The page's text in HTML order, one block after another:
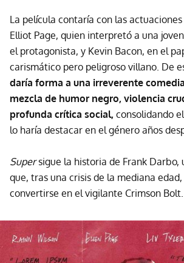
La película contaría con las
Elliot Page, quien interpretó a una
el protagonista, y Kevin Bacon, en el
carismático pero peligroso villano. De
daría forma a una irreverente
mezcla de humor negro, violencia
profunda crítica social, consolidando
lo haría destacar en el género años
Supersigue la historia de Frank Darbo,
que, tras una crisis de la mediana
convertirse en el vigilante Crimson Bolt.